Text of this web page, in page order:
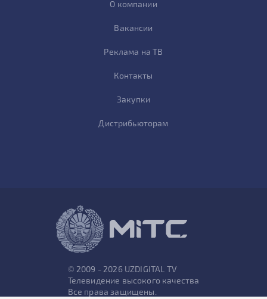
О компании
Вакансии
Реклама на ТВ
Контакты
Закупки
Дистрибьюторам
© 2009 - 2026 UZDIGITAL TV
Телевидение высокого качества
Все права защищены.